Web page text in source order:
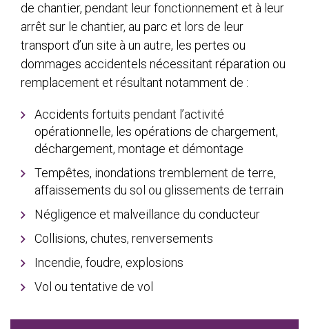
de chantier, pendant leur fonctionnement et à leur
arrêt sur le chantier, au parc et lors de leur
transport d’un site à un autre, les pertes ou
dommages accidentels nécessitant réparation ou
remplacement et résultant notamment de :
Accidents fortuits pendant l’activité
opérationnelle, les opérations de chargement,
déchargement, montage et démontage
Tempêtes, inondations tremblement de terre,
affaissements du sol ou glissements de terrain
Négligence et malveillance du conducteur
Collisions, chutes, renversements
Incendie, foudre, explosions
Vol ou tentative de vol